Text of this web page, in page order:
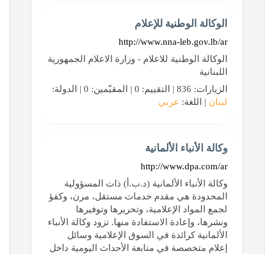
الوكالة الوطنية للإعلام
http://www.nna-leb.gov.lb/ar
الوكالة الوطنية للاعلام - وزارة الاعلام الجمهورية
اللبنانية
الزيارات: 836 | التقييم: 0 | المقيّمين: 0 | الدولة:
لبنان | اللغة: عربي
وكالة الأنباء الألمانية
http://www.dpa.com/ar
وكالة الأنباء الألمانية (د.ب.أ) ذات المسؤولية
المحدودة هي مقدم خدمات مستقل، مرن، وكفؤ
لجمع المواد الإعلامية، وتحريرها وتوفيرها
ونشرها، وإعادة الاستفادة منها. تزود وكالة الأنباء
الألمانية كرائدة في السوق الإعلامية وسائل
إعلام متخصصة في متابعة الأحداث اليومية داخل